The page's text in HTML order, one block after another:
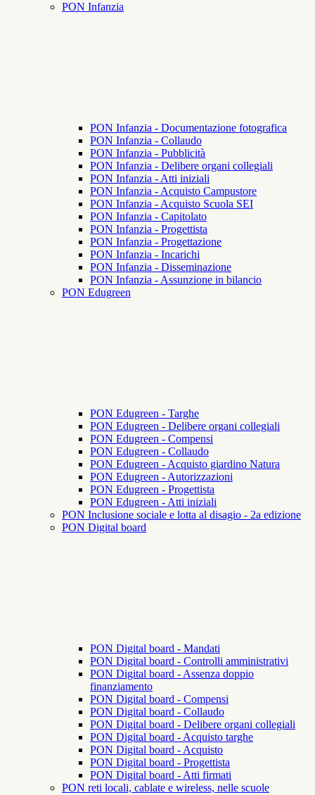
PON Infanzia
PON Infanzia - Documentazione fotografica
PON Infanzia - Collaudo
PON Infanzia - Pubblicità
PON Infanzia - Delibere organi collegiali
PON Infanzia - Atti iniziali
PON Infanzia - Acquisto Campustore
PON Infanzia - Acquisto Scuola SEI
PON Infanzia - Capitolato
PON Infanzia - Progettista
PON Infanzia - Progettazione
PON Infanzia - Incarichi
PON Infanzia - Disseminazione
PON Infanzia - Assunzione in bilancio
PON Edugreen
PON Edugreen - Targhe
PON Edugreen - Delibere organi collegiali
PON Edugreen - Compensi
PON Edugreen - Collaudo
PON Edugreen - Acquisto giardino Natura
PON Edugreen - Autorizzazioni
PON Edugreen - Progettista
PON Edugreen - Atti iniziali
PON Inclusione sociale e lotta al disagio - 2a edizione
PON Digital board
PON Digital board - Mandati
PON Digital board - Controlli amministrativi
PON Digital board - Assenza doppio
finanziamento
PON Digital board - Compensi
PON Digital board - Collaudo
PON Digital board - Delibere organi collegiali
PON Digital board - Acquisto targhe
PON Digital board - Acquisto
PON Digital board - Progettista
PON Digital board - Atti firmati
PON reti locali, cablate e wireless, nelle scuole